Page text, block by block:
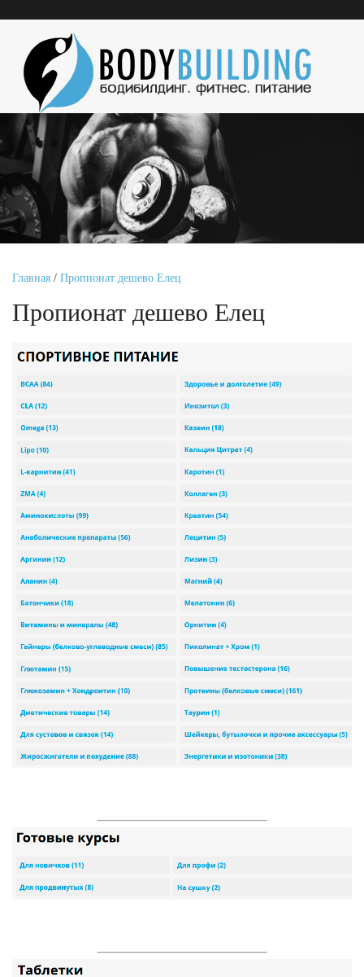
Главная / Пропионат дешево Елец
Пропионат дешево Елец